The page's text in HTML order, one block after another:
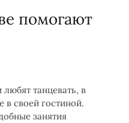
помогают
танцевать, в
в своей гостиной.
занятия